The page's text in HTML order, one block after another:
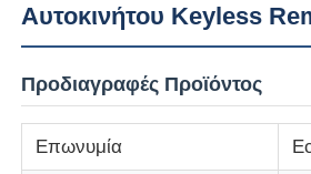
Αυτοκινήτου Keyless
Προδιαγραφές Προϊόντος
Επωνυμία